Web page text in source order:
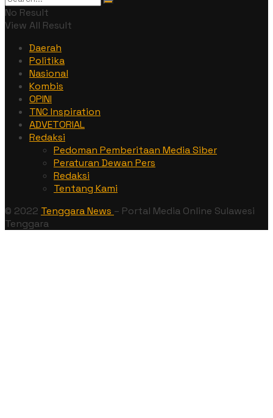
No Result
View All Result
Daerah
Politika
Nasional
Kombis
OPINI
TNC Inspiration
ADVETORIAL
Redaksi
Pedoman Pemberitaan Media Siber
Peraturan Dewan Pers
Redaksi
Tentang Kami
© 2022 Tenggara News – Portal Media Online Sulawesi
Tenggara